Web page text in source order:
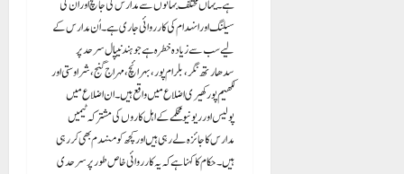
ہے۔ یہاں مختلف بہانوں سے مدارس کی جانچ اور ان کی
سیلنگ اور انہدام کی کارروائی جاری ہے۔ اُن مدارس کے
لیے سب سے زیادہ خطرہ ہے جو ہند نیپال سرحد پر
سدھارتھ نگر، بلرام پور، بہرائچ، مہراج گنج، شراوستی اور
لکھیم پور کھیری اضلاع میں واقع ہیں۔ ان اضلاع میں
پولیس اور ریونیو محکمے کے اہل کاروں کی مشترکہ ٹیمیں
مدارس کا جائزہ لے رہی ہیں اور کچھ کو منہدم بھی کر رہی
ہیں۔ حکام کا کہنا ہے کہ یہ کارروائی خاص طور پر سرحدی